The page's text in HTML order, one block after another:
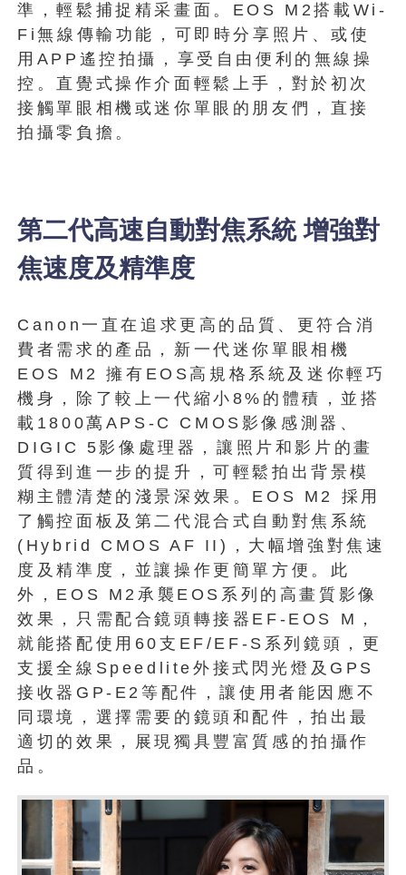
準，輕鬆捕捉精采畫面。EOS M2搭載Wi-
Fi無線傳輸功能，可即時分享照片、或使
用APP遙控拍攝，享受自由便利的無線操
控。直覺式操作介面輕鬆上手，對於初次
接觸單眼相機或迷你單眼的朋友們，直接
拍攝零負擔。
第二代高速自動對焦系統 增強對
焦速度及精準度
Canon一直在追求更高的品質、更符合消
費者需求的產品，新一代迷你單眼相機
EOS M2 擁有EOS高規格系統及迷你輕巧
機身，除了較上一代縮小8%的體積，並搭
載1800萬APS-C CMOS影像感測器、
DIGIC 5影像處理器，讓照片和影片的畫
質得到進一步的提升，可輕鬆拍出背景模
糊主體清楚的淺景深效果。EOS M2 採用
了觸控面板及第二代混合式自動對焦系統
(Hybrid CMOS AF II)，大幅增強對焦速
度及精準度，並讓操作更簡單方便。此
外，EOS M2承襲EOS系列的高畫質影像
效果，只需配合鏡頭轉接器EF-EOS M，
就能搭配使用60支EF/EF-S系列鏡頭，更
支援全線Speedlite外接式閃光燈及GPS
接收器GP-E2等配件，讓使用者能因應不
同環境，選擇需要的鏡頭和配件，拍出最
適切的效果，展現獨具豐富質感的拍攝作
品。